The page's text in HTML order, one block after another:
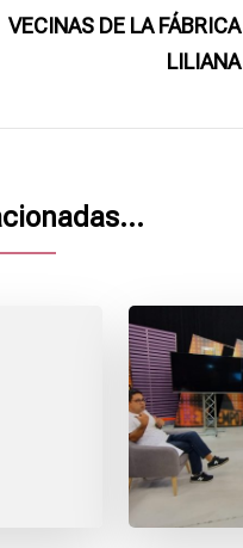
VECINAS DE LA FÁBRICA
LILIANA